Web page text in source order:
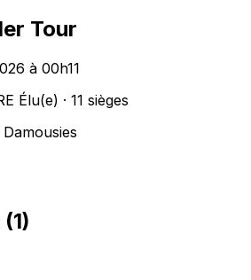
Tour
à 00h11
Élu(e) · 11 sièges
(1)